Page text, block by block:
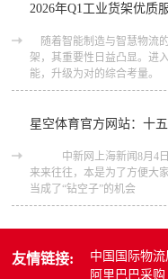
2026年Q1工业货架优质
随着智能制造与智慧物流
架，其重要性日益凸显。进
能，升级为对的综合考量。
星空体育官方网站：十
中新网上海新闻8月4日
来来往往，本是为了方便大
当成了“钻空子”的机会
友情链接: 中国国际物流
阿里巴巴采购